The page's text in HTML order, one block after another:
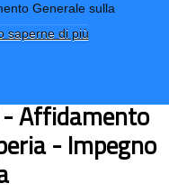
Generale sulla
saperne di più
ordinaria
d'aria
Affidamento
- Impegno